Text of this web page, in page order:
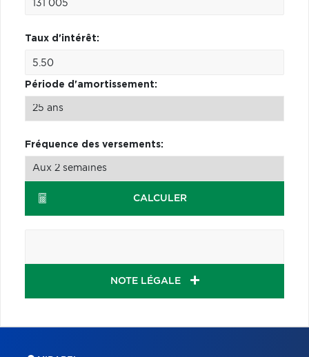
Taux d'intérêt:
Période d'amortissement:
Fréquence des versements:
CALCULER
NOTE LÉGALE